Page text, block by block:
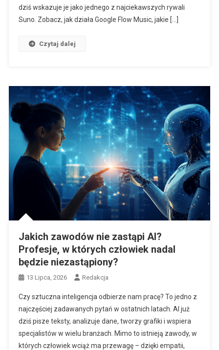
dziś wskazuje je jako jednego z najciekawszych rywali
Suno. Zobacz, jak działa Google Flow Music, jakie […]
Czytaj dalej
Jakich zawodów nie zastąpi AI?
Profesje, w których człowiek nadal
będzie niezastąpiony?
13 Lipca, 2026 Redakcja
Czy sztuczna inteligencja odbierze nam pracę? To jedno z
najczęściej zadawanych pytań w ostatnich latach. AI już
dziś pisze teksty, analizuje dane, tworzy grafiki i wspiera
specjalistów w wielu branżach. Mimo to istnieją zawody, w
których człowiek wciąż ma przewagę – dzięki empatii,